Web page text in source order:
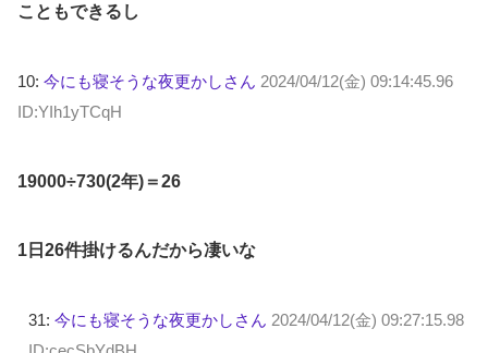
こともできるし
10: 今にも寝そうな夜更かしさん 2024/04/12(金) 09:14:45.96
ID:YIh1yTCqH
19000÷730(2年)＝26
1日26件掛けるんだから凄いな
31: 今にも寝そうな夜更かしさん 2024/04/12(金) 09:27:15.98